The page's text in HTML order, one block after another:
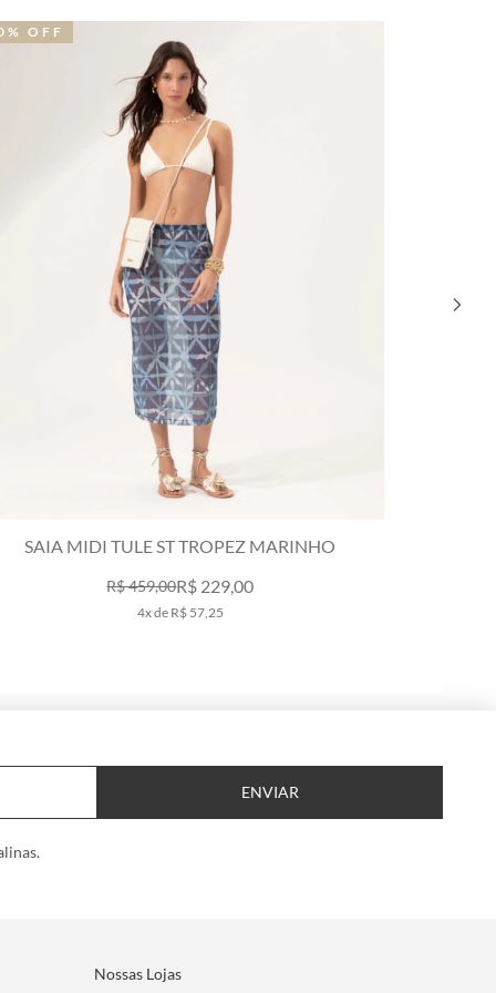
SAIA MIDI TULE ST TROPEZ MARINHO
R$ 459,00R$ 229,00
4x de R$ 57,25
OFF
ENVIAR
Nossas Lojas